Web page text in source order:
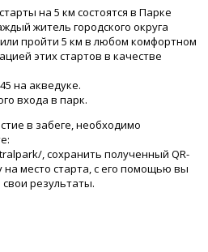
на 5 км состоятся в Парке
житель городского округа
пройти 5 км в любом комфортном
этих стартов в качестве
на акведуке.
входа в парк.
в забеге, необходимо
, сохранить полученный QR-
на место старта, с его помощью вы
результаты.